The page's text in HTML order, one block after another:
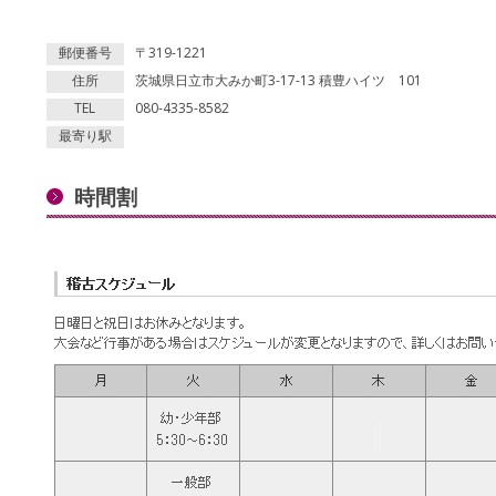
郵便番号
〒319-1221
住所
茨城県日立市大みか町3-17-13 積豊ハイツ 101
TEL
080-4335-8582
最寄り駅
時間割